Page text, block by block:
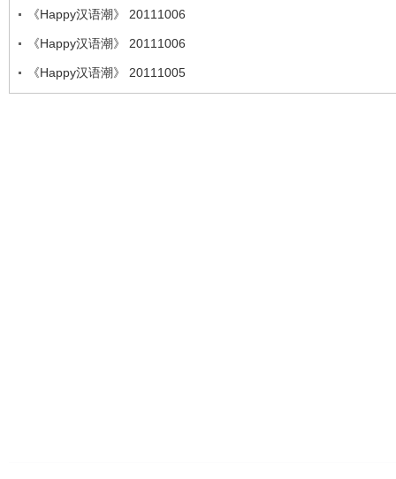
《Happy汉语潮》 20111006
《Happy汉语潮》 20111006
《Happy汉语潮》 20111005